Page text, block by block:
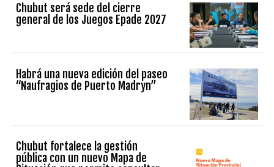
Chubut será sede del cierre
general de los Juegos Epade 2027
Habrá una nueva edición del paseo
“Naufragios de Puerto Madryn”
Chubut fortalece la gestión
pública con un nuevo Mapa de